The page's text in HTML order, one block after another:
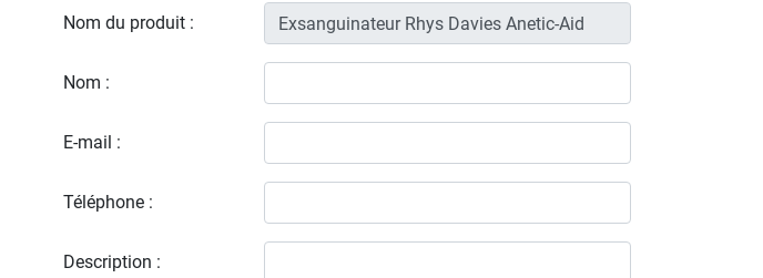
Nom du produit :
Nom :
E-mail :
Téléphone :
Description :